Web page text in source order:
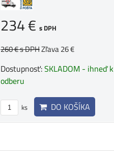
234 € s DPH
260 €s DPHZľava 26 €
Dostupnosť:SKLADOM - ihneď k
odberu
ks DO KOŠÍKA